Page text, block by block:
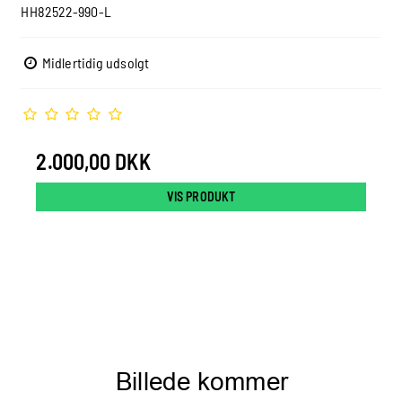
HH82522-990-L
Midlertidig udsolgt
2.000,00 DKK
VIS PRODUKT